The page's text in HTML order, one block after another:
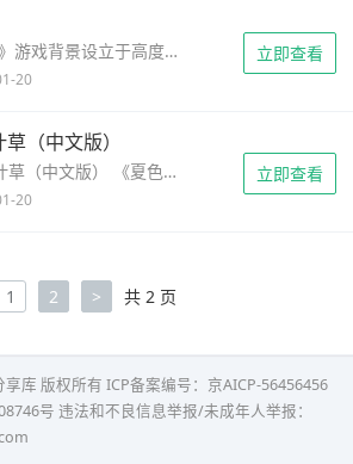
《看门狗》游戏背景设立于高度信息化的芝加哥，而这座城市的科技和各种信息由中央控制系统（CTOS）所掌控。玩家在游戏中将扮演艾登·皮尔斯(Aiden Pearce)，作为一名天才黑客和曾经的恶徒，他过去的犯罪行为曾导致……
20
立即查看
（中文版）
#夏色四叶草（中文版） 《夏色四叶草》是一款恋爱系互动小说。在这个夏季，你来到了三姊妹的老家担任家政，在这段时间将会与她们互相了解并展开的事件与剧情，而当然……除了她们以外，你的上司也会过来协助你。 游……
20
立即查看
1 2 > 共 2 页
享库 版权所有 ICP备案编号：京AICP-56456456
号 违法和不良信息举报/未成年人举报：